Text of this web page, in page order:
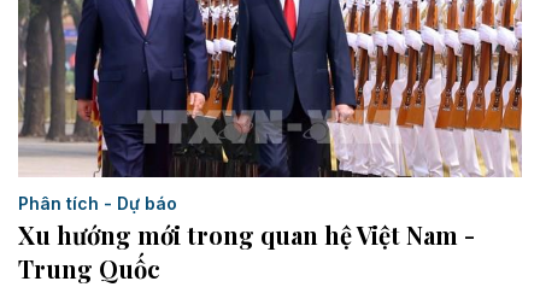
Phân tích - Dự báo
Xu hướng mới trong quan hệ Việt Nam -
Trung Quốc